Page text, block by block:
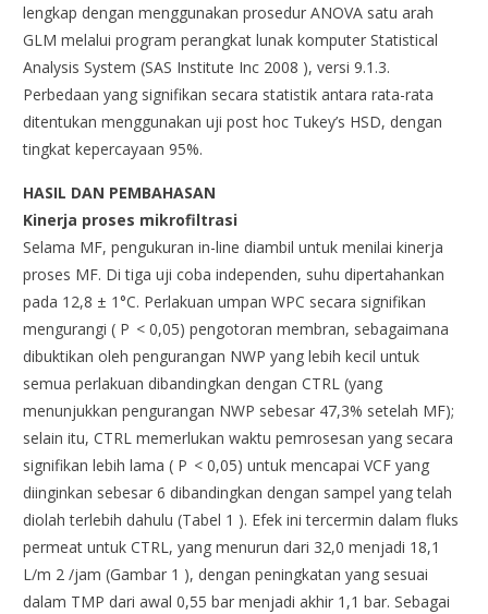
lengkap dengan menggunakan prosedur ANOVA satu arah
GLM melalui program perangkat lunak komputer Statistical
Analysis System (SAS Institute Inc 2008 ), versi 9.1.3.
Perbedaan yang signifikan secara statistik antara rata-rata
ditentukan menggunakan uji post hoc Tukey’s HSD, dengan
tingkat kepercayaan 95%.
HASIL DAN PEMBAHASAN
Kinerja proses mikrofiltrasi
Selama MF, pengukuran in-line diambil untuk menilai kinerja
proses MF. Di tiga uji coba independen, suhu dipertahankan
pada 12,8 ± 1°C. Perlakuan umpan WPC secara signifikan
mengurangi ( P < 0,05) pengotoran membran, sebagaimana
dibuktikan oleh pengurangan NWP yang lebih kecil untuk
semua perlakuan dibandingkan dengan CTRL (yang
menunjukkan pengurangan NWP sebesar 47,3% setelah MF);
selain itu, CTRL memerlukan waktu pemrosesan yang secara
signifikan lebih lama ( P < 0,05) untuk mencapai VCF yang
diinginkan sebesar 6 dibandingkan dengan sampel yang telah
diolah terlebih dahulu (Tabel 1 ). Efek ini tercermin dalam fluks
permeat untuk CTRL, yang menurun dari 32,0 menjadi 18,1
L/m 2 /jam (Gambar 1 ), dengan peningkatan yang sesuai
dalam TMP dari awal 0,55 bar menjadi akhir 1,1 bar. Sebagai